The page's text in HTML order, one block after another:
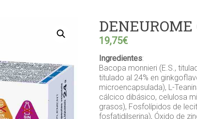
19,75€
Ingredientes:
Bacopa monnieri (E.S.,
titulado al 24% en
microencapsulada), L-
cálcico dibásico, celulosa
grasos), Fosfolípidos de
fosfatidilserina), Óxido de